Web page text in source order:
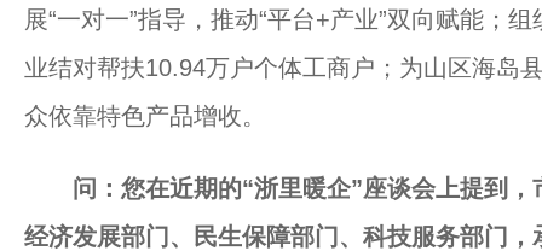
展“一对一”指导，推动“平台+产业”双向赋能；
业结对帮扶10.94万户个体工商户；为山区海岛
众依靠特色产品增收。
问：您在近期的“浙里暖企”座谈会上提到
经济发展部门、民生保障部门、科技服务部门